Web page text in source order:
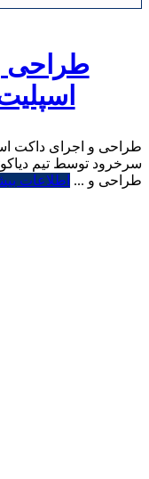
طراحی
طراحی و اجرای داکت
سرخرود توسط تیم
طراحی و ... اطلاعات